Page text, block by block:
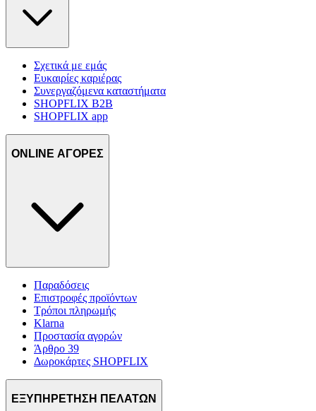
Σχετικά με εμάς
Ευκαιρίες καριέρας
Συνεργαζόμενα καταστήματα
SHOPFLIX B2B
SHOPFLIX app
ONLINE ΑΓΟΡΕΣ
Παραδόσεις
Επιστροφές προϊόντων
Τρόποι πληρωμής
Klarna
Προστασία αγορών
Άρθρο 39
Δωροκάρτες SHOPFLIX
ΕΞΥΠΗΡΕΤΗΣΗ ΠΕΛΑΤΩΝ